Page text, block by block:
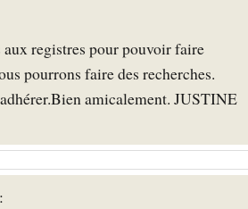
aux registres pour pouvoir faire
pourrons faire des recherches.
amicalement. JUSTINE